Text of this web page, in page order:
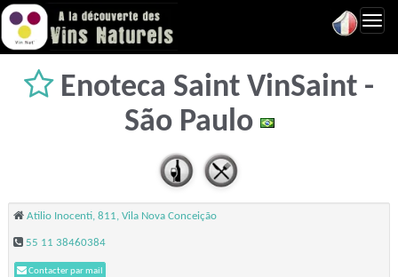
Enoteca Saint VinSaint -
São Paulo
Atilio Inocenti, 811, Vila Nova Conceição
55 11 38460384
Contacter par mail